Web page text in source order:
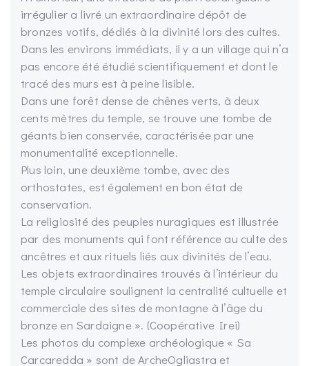
irrégulier a livré un extraordinaire dépôt de
bronzes votifs, dédiés à la divinité lors des cultes.
Dans les environs immédiats, il y a un village qui n’a
pas encore été étudié scientifiquement et dont le
tracé des murs est à peine lisible.
Dans une forêt dense de chênes verts, à deux
cents mètres du temple, se trouve une tombe de
géants bien conservée, caractérisée par une
monumentalité exceptionnelle.
Plus loin, une deuxième tombe, avec des
orthostates, est également en bon état de
conservation.
La religiosité des peuples nuragiques est illustrée
par des monuments qui font référence au culte des
ancêtres et aux rituels liés aux divinités de l’eau.
Les objets extraordinaires trouvés à l’intérieur du
temple circulaire soulignent la centralité cultuelle et
commerciale des sites de montagne à l’âge du
bronze en Sardaigne ». (Coopérative Irei)
Les photos du complexe archéologique « Sa
Carcaredda » sont de ArcheOgliastra et